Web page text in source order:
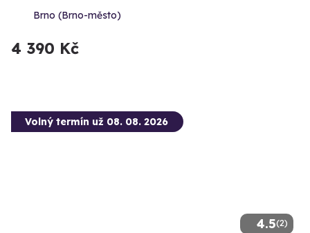
Brno (Brno-město)
4 390 Kč
4.5(2)
Volný termín už 08. 08. 2026